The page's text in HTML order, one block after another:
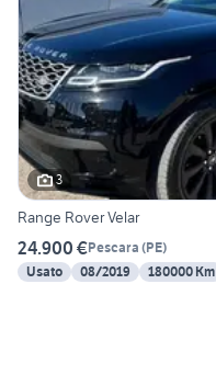
3
Range Rover Velar
24.900 €Pescara (PE)
Usato
08/2019 180000 Km